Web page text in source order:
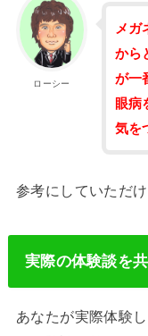
ローシー
メガ
から
が一
眼病
気を
参考にしていただけ
実際の体験談を
あなたが実際体験